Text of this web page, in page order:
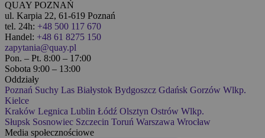
QUAY POZNAŃ
ul. Karpia 22, 61-619 Poznań
tel. 24h: +48 500 117 670
Handel: +48 61 8275 150
zapytania@quay.pl
Pon. – Pt. 8:00 – 17:00
Sobota 9:00 – 13:00
Oddziały
Poznań Suchy Las Białystok Bydgoszcz Gdańsk Gorzów Wlkp.
Kielce
Kraków Legnica Lublin Łódź Olsztyn Ostrów Wlkp.
Słupsk Sosnowiec Szczecin Toruń Warszawa Wrocław
Media społecznościowe